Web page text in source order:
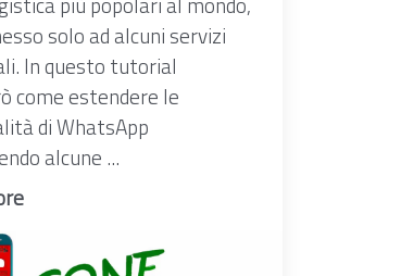
solo ad alcuni servizi
In questo tutorial
come estendere le
di WhatsApp
alcune ...